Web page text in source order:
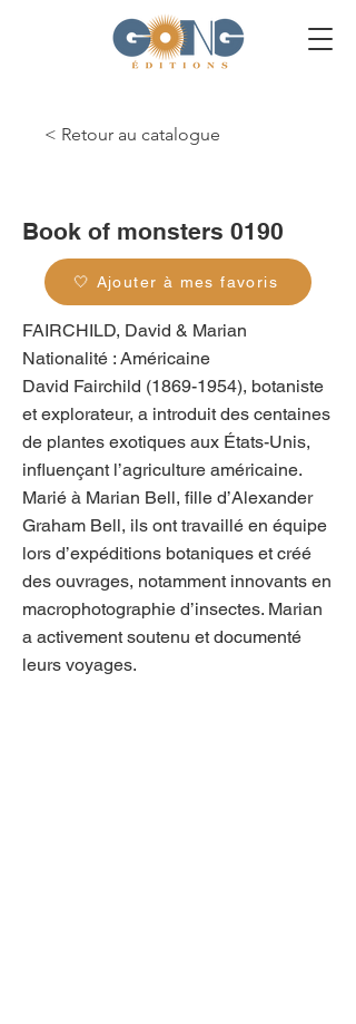
< Retour au catalogue
Book of monsters 0190
🤍 Ajouter à mes favoris
FAIRCHILD, David & Marian
Nationalité : Américaine
David Fairchild (1869-1954), botaniste
et explorateur, a introduit des centaines
de plantes exotiques aux États-Unis,
influençant l’agriculture américaine.
Marié à Marian Bell, fille d’Alexander
Graham Bell, ils ont travaillé en équipe
lors d’expéditions botaniques et créé
des ouvrages, notamment innovants en
macrophotographie d’insectes. Marian
a activement soutenu et documenté
leurs voyages.